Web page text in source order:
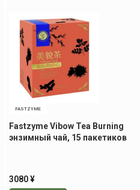
FASTZYME
Fastzyme Vibow Tea Burning
энзимный чай, 15 пакетиков
3080¥